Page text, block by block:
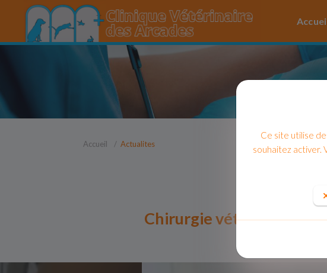
Accueil Actualites
Chirurgie vétérinaire
Ce site utilise
souhaitez activer.